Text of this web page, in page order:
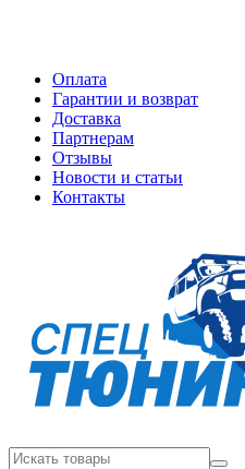
Оплата
Гарантии и возврат
Доставка
Партнерам
Отзывы
Новости и статьи
Контакты